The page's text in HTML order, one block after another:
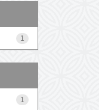
1
1